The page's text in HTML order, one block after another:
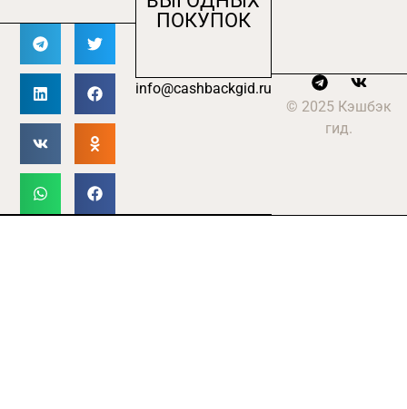
ПОКУПОК
info@cashbackgid.ru
© 2025 Кэшбэк
гид.